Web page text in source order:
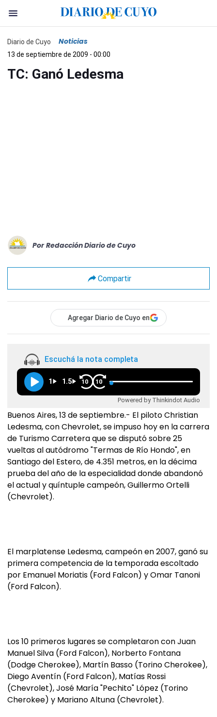
Diario de Cuyo Noticias
13 de septiembre de 2009 - 00:00
TC: Ganó Ledesma
Por Redacción Diario de Cuyo
Compartir
Agregar Diario de Cuyo en
Escuchá la nota completa
1 1.5 10 10
Powered by Thinkindot Audio
Buenos Aires, 13 de septiembre.- El piloto Christian
Ledesma, con Chevrolet, se impuso hoy en la carrera
de Turismo Carretera que se disputó sobre 25
vueltas al autódromo "Termas de Río Hondo", en
Santiago del Estero, de 4.351 metros, en la décima
prueba del año de la especialidad donde abandonó
el actual y quíntuple campeón, Guillermo Ortelli
(Chevrolet).
El marplatense Ledesma, campeón en 2007, ganó su
primera competencia de la temporada escoltado
por Emanuel Moriatis (Ford Falcon) y Omar Tanoni
(Ford Falcon).
Los 10 primeros lugares se completaron con Juan
Manuel Silva (Ford Falcon), Norberto Fontana
(Dodge Cherokee), Martín Basso (Torino Cherokee),
Diego Aventín (Ford Falcon), Matías Rossi
(Chevrolet), José María "Pechito" López (Torino
Cherokee) y Mariano Altuna (Chevrolet).